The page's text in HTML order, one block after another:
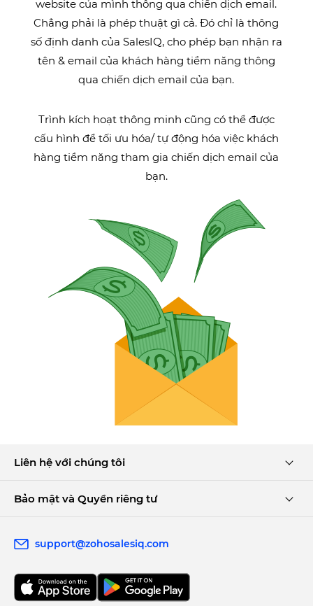
website của mình thông qua chiến dịch email.
Chẳng phải là phép thuật gì cả. Đó chỉ là thông
số định danh của SalesIQ, cho phép bạn nhận ra
tên & email của khách hàng tiềm năng thông
qua chiến dịch email của bạn.
Trình kích hoạt thông minh cũng có thể được
cấu hình để tối ưu hóa/ tự động hóa việc khách
hàng tiềm năng tham gia chiến dịch email của
bạn.
Liên hệ với chúng tôi
Bảo mật và Quyền riêng tư
support@zohosalesiq.com